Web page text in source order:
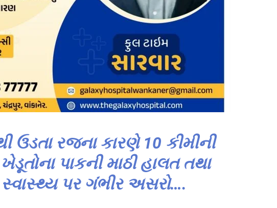
ઉડતા રજના કારણે 10 કીમીની
પાકની માઠી હાલત તથા
સ્વાસ્થ્ય પર ગંભીર અસરો….